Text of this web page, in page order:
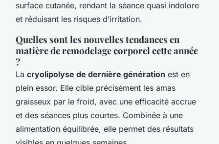
surface cutanée, rendant la séance quasi indolore
et réduisant les risques d’irritation.
Quelles sont les nouvelles tendances en
matière de remodelage corporel cette année
?
La cryolipolyse de dernière génération est en
plein essor. Elle cible précisément les amas
graisseux par le froid, avec une efficacité accrue
et des séances plus courtes. Combinée à une
alimentation équilibrée, elle permet des résultats